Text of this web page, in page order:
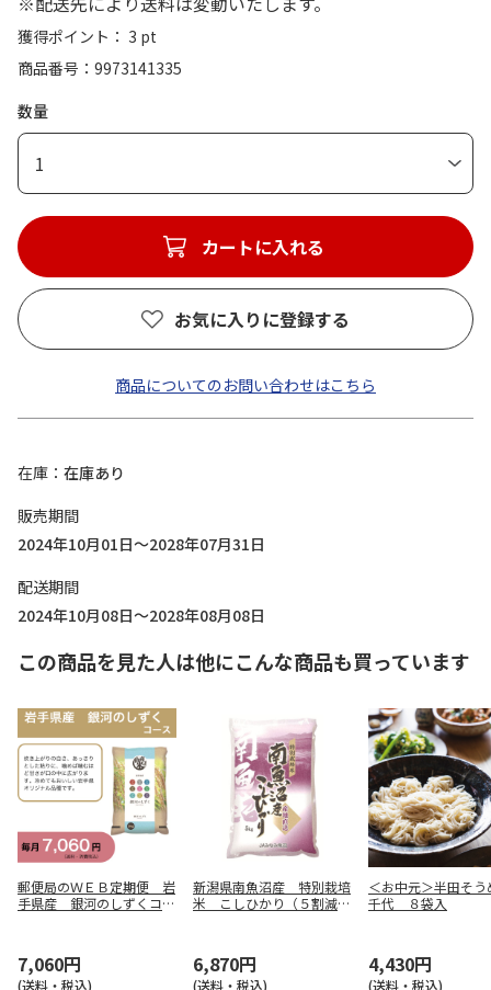
獲得ポイント： 3 pt
商品番号
9973141335
数量
1
カートに入れる
お気に入りに登録する
商品についてのお問い合わせはこちら
在庫
在庫あり
販売期間
2024年10月01日～2028年07月31日
配送期間
2024年10月08日～2028年08月08日
この商品を見た人は他にこんな商品も買っています
郵便局のＷＥＢ定期便 岩
手県産 銀河のしずくコー
7,060円
(送料・税込)
新潟県南魚沼産 特別栽培
米 こしひかり（５割減）
6,870円
(送料・税込)
＜お中元＞半田そう
千代 ８袋入
4,430円
(送料・税込)